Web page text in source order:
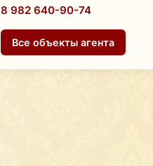
8 982 640-90-74
Все объекты агента